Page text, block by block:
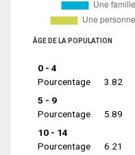
ÂGE DE LA POPULATION
0 - 4
Pourcentage
3.82
5 - 9
Pourcentage
5.89
10 - 14
Pourcentage
6.21